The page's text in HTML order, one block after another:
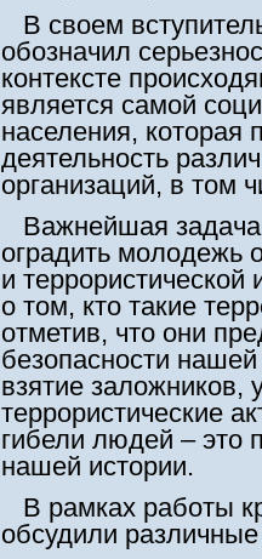
В своем
обозначил
контексте
является самой
населения, которая
деятельность
организаций, в том
Важнейшая задача
оградить молодежь
и
о том, кто такие
отметив, что они
безопасности
взятие заложников,
террористические
гибели людей – это
нашей истории.
В рамках работы
обсудили